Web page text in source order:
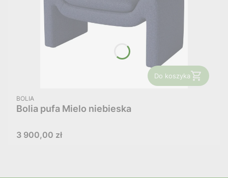
Do koszyka
PRODUCENT
BOLIA
Bolia pufa Mielo niebieska
Cena
3 900,00 zł